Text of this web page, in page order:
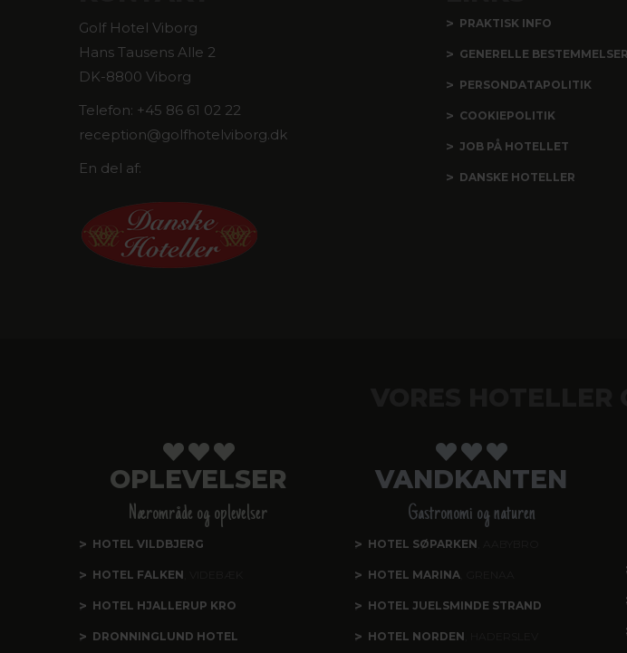
Golf Hotel Viborg
Hans Tausens Alle 2
DK-8800 Viborg
Telefon: +45 86 61 02 22
reception@golfhotelviborg.dk
En del af:
PRAKTISK INFO
GENERELLE BESTEMMELSER
PERSONDATAPOLITIK
COOKIEPOLITIK
JOB PÅ HOTELLET
DANSKE HOTELLER
OPLEVELSER
Nærområde og oplevelser
HOTEL VILDBJERG
HOTEL FALKEN
HOTEL HJALLERUP KRO
DRONNINGLUND HOTEL
VANDKANTEN
Gastronomi og naturen
HOTEL SØPARKEN
HOTEL MARINA, GRENAA
HOTEL JUELSMINDE STRAND
HOTEL NORDEN